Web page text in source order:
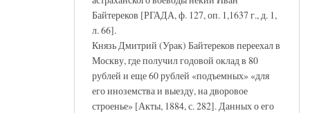
Байтереков [РГАДА, ф. 127, оп. 1,1637 г., д. 1,
л. 66].
Князь Дмитрий (Урак) Байтереков переехал в
Москву, где получил годовой оклад в 80
рублей и еще 60 рублей «подъемных» «для
его иноземства и выезду, на дворовое
строенье» [Акты, 1884, с. 282]. Данных о его